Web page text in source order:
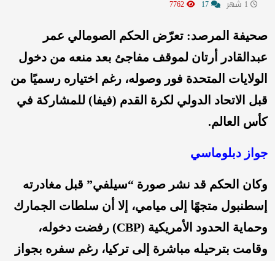
صحيفة المرصد: تعرّض الحكم الصومالي عمر
عبدالقادر أرتان لموقف مفاجئ بعد منعه من دخول
الولايات المتحدة فور وصوله، رغم اختياره رسميًا من
قبل الاتحاد الدولي لكرة القدم (فيفا) للمشاركة في
كأس العالم.
جواز دبلوماسي
وكان الحكم قد نشر صورة “سيلفي” قبل مغادرته
إسطنبول متجهًا إلى ميامي، إلا أن سلطات الجمارك
وحماية الحدود الأمريكية (CBP) رفضت دخوله،
وقامت بترحيله مباشرة إلى تركيا، رغم سفره بجواز